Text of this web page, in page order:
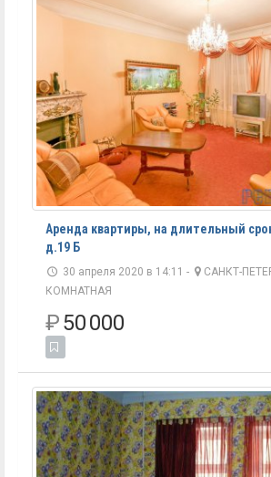
Аренда квартиры, на длительный
д.19 Б
30 апреля 2020 в 14:11 - САНКТ-
КОМНАТНАЯ
₽50 000